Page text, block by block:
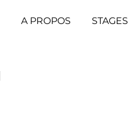
A PROPOS STAGES